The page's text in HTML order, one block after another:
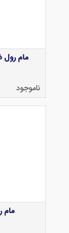
مام رول
ناموجود
مام